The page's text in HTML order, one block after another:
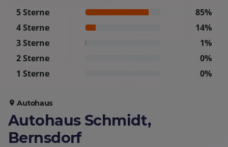
5 Sterne
85%
4 Sterne
14%
3 Sterne
1%
2 Sterne
0%
1 Sterne
0%
Autohaus
Autohaus Schmidt,
Bernsdorf